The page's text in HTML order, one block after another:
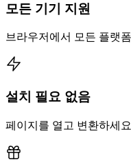
모든 기기 지원
브라우저에서 모든 플랫
설치 필요 없음
페이지를 열고 변환하세